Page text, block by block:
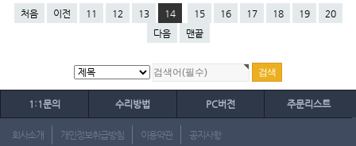
처음 이전 11 12 13 14 15 16 17 18 19
20
다음
맨끝
1:1문의 수리방법 PC버전 주문리스트
회사소개 개인정보취급방침 이용약관 공지사항